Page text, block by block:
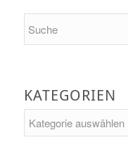
KATEGORIEN